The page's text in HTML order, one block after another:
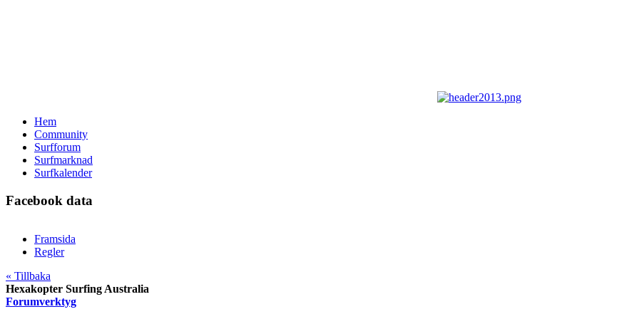
Hem
Community
Surfforum
Surfmarknad
Surfkalender
Facebook data
Framsida
Regler
« Tillbaka
Hexakopter Surfing Australia
Forumverktyg